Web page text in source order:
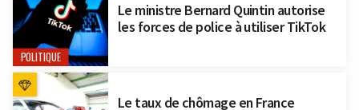
POLITIQUE
Le ministre Bernard Quintin autorise
les forces de police à utiliser TikTok
Le taux de chômage en France